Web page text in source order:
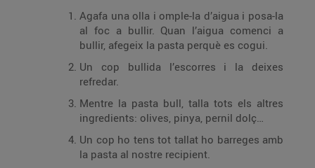
Agafa una olla i omple-la d’aigua i posa-la
al foc a bullir. Quan l’aigua comenci a
bullir, afegeix la pasta perquè es cogui.
Un cop bullida l’escorres i la deixes
refredar.
Mentre la pasta bull, talla tots els altres
ingredients: olives, pinya, pernil dolç…
Un cop ho tens tot tallat ho barreges amb
la pasta al nostre recipient.